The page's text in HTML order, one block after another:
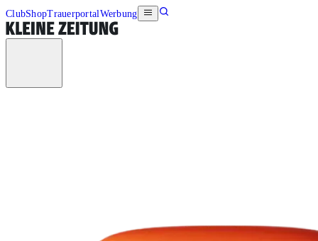
ClubShopTrauerportalWerbung